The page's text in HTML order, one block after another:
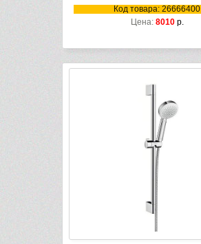
Код товара: 26666400
Цена: 8010р.